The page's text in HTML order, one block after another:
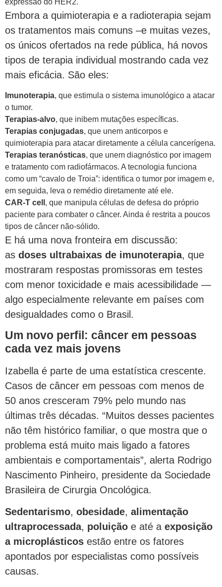
expressão do HER2.
Embora a quimioterapia e a radioterapia sejam
os tratamentos mais comuns –e muitas vezes,
os únicos ofertados na rede pública, há novos
tipos de terapia individual mostrando cada vez
mais eficácia. São eles:
Imunoterapia, que estimula o sistema imunológico a atacar
o tumor.
Terapias-alvo, que inibem mutações específicas.
Terapias conjugadas, que unem anticorpos e
quimioterapia para atacar diretamente a célula cancerígena.
Terapias teranósticas, que unem diagnóstico por imagem
e tratamento com radiofármacos. A tecnologia funciona
como um “cavalo de Troia”: identifica o tumor por imagem e,
em seguida, leva o remédio diretamente até ele.
CAR-T cell , que manipula células de defesa do próprio
paciente para combater o câncer. Ainda é restrita a poucos
tipos de câncer não-sólido.
E há uma nova fronteira em discussão:
as doses ultrabaixas de imunoterapia, que
mostraram respostas promissoras em testes
com menor toxicidade e mais acessibilidade —
algo especialmente relevante em países com
desigualdades como o Brasil.
Um novo perfil: câncer em pessoas
cada vez mais jovens
Izabella é parte de uma estatística crescente.
Casos de câncer em pessoas com menos de
50 anos cresceram 79% pelo mundo nas
últimas três décadas. “Muitos desses pacientes
não têm histórico familiar, o que mostra que o
problema está muito mais ligado a fatores
ambientais e comportamentais”, alerta Rodrigo
Nascimento Pinheiro, presidente da Sociedade
Brasileira de Cirurgia Oncológica.
Sedentarismo, obesidade, alimentação
ultraprocessada, poluição e até a exposição
a microplásticos estão entre os fatores
apontados por especialistas como possíveis
causas.